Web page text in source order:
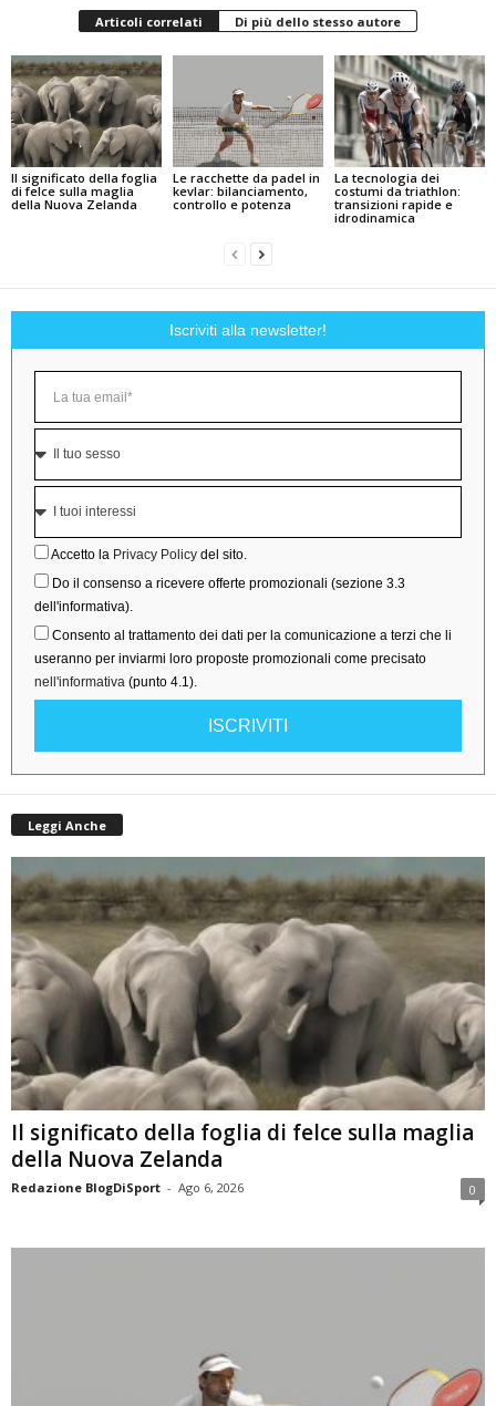
Articoli correlati Di più dello stesso autore
Il significato della foglia
di felce sulla maglia
della Nuova Zelanda
Le racchette da padel in
kevlar: bilanciamento,
controllo e potenza
La tecnologia dei
costumi da triathlon:
transizioni rapide e
idrodinamica
Iscriviti alla newsletter!
Accetto la Privacy Policy del sito.
Do il consenso a ricevere offerte promozionali (sezione 3.3
dell'informativa).
Consento al trattamento dei dati per la comunicazione a terzi che li
useranno per inviarmi loro proposte promozionali come precisato
nell'informativa (punto 4.1).
ISCRIVITI
Leggi Anche
Il significato della foglia di felce sulla maglia
della Nuova Zelanda
Redazione BlogDiSport - Ago 6, 2026 0